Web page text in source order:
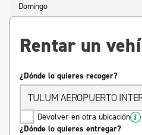
Rentar un
¿Dónde lo quieres recoger?
TULUM AEROPUERTO
Devolver en otra ubicación
¿Dónde lo quieres entregar?
Domingo